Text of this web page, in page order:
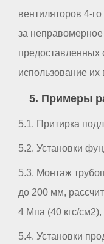
вентиляторов 4-
за
предоставленных
использование их
5. Примеры
5.1. Притирка
5.2. Установки
5.3. Монтаж
до 200 мм,
4 Мпа (40 кгс/
5.4. Установки